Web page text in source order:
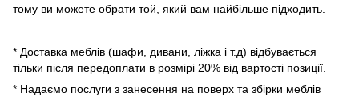
тому ви можете обрати той, який вам найбільше підходить.
* Доставка меблів (шафи, дивани, ліжка і т.д) відбувається
тільки після передоплати в розмірі 20% від вартості позиції.
* Надаємо послуги з занесення на поверх та збірки меблів